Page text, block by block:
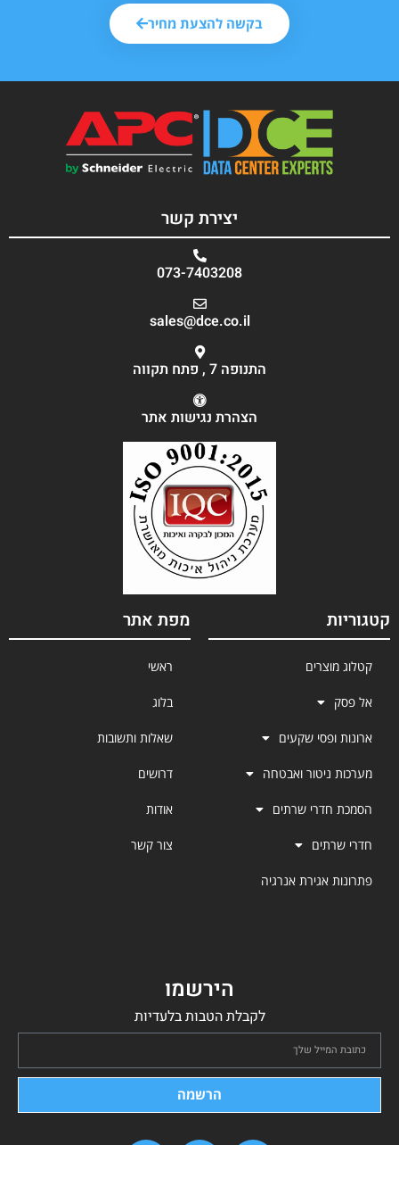
בקשה להצעת מחיר
יצירת קשר
073-7403208
sales@dce.co.il
התנופה 7 , פתח תקווה
הצהרת נגישות אתר
קטגוריות
קטלוג מוצרים
אל פסק
ארונות ופסי שקעים
מערכות ניטור ואבטחה
הסמכת חדרי שרתים
חדרי שרתים
פתרונות אגירת אנרגיה
מפת אתר
ראשי
בלוג
שאלות ותשובות
דרושים
אודות
צור קשר
הירשמו
לקבלת הטבות בלעדיות
הרשמה